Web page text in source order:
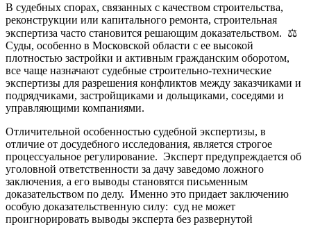
В судебных спорах, связанных с качеством строительства,
реконструкции или капитального ремонта, строительная
экспертиза часто становится решающим доказательством. ⚖️
Суды, особенно в Московской области с ее высокой
плотностью застройки и активным гражданским оборотом,
все чаще назначают судебные строительно-технические
экспертизы для разрешения конфликтов между заказчиками и
подрядчиками, застройщиками и дольщиками, соседями и
управляющими компаниями.
Отличительной особенностью судебной экспертизы, в
отличие от досудебного исследования, является строгое
процессуальное регулирование. Эксперт предупреждается об
уголовной ответственности за дачу заведомо ложного
заключения, а его выводы становятся письменным
доказательством по делу. Именно это придает заключению
особую доказательственную силу: суд не может
проигнорировать выводы эксперта без развернутой